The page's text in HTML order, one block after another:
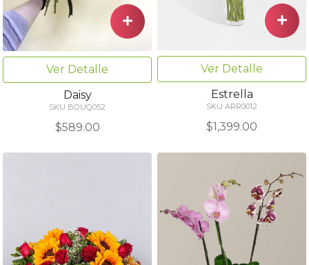
Ver Detalle
Daisy
SKU BOUQ052
$589.00
Ver Detalle
Estrella
SKU ARR0012
$1,399.00